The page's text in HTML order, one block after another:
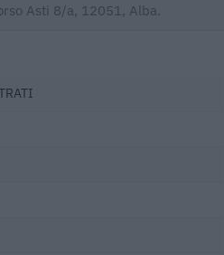
Asti 8/a, 12051, Alba.